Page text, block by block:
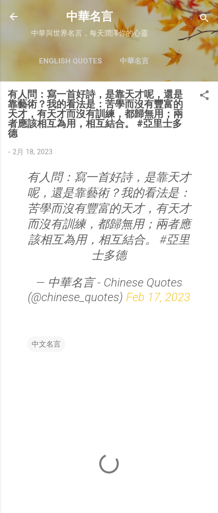
跳至主要內容
中華名言
中華與世界名言，每天潤澤你的心靈
ENGLISH QUOTES 中華名言
有人問：寫一首好詩，是靠天才呢，還是
靠藝術？我的看法是：苦學而沒有豐富的
天才，有天才而沒有訓練，都歸無用；兩
者應該相互為用，相互結合。 #亞里士多
德
- 2月 18, 2023
有人問：寫一首好詩，是靠天才
呢，還是靠藝術？我的看法是：
苦學而沒有豐富的天才，有天才
而沒有訓練，都歸無用；兩者應
該相互為用，相互結合。 #亞里
士多德
— 中華名言 - Chinese Quotes
(@chinese_quotes) Feb 17, 2023
中文名言